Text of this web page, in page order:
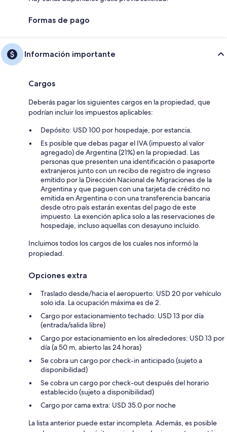
Formas de pago
Información importante
Cargos
Deberás pagar los siguientes cargos en la propiedad, que
podrían incluir los impuestos aplicables:
Depósito: USD 100 por hospedaje, por estancia.
Es posible que debas pagar el IVA (impuesto al valor
agregado) de Argentina (21%) en la propiedad. Las
personas que presenten una identificación o pasaporte
extranjeros junto con un recibo de registro de ingreso
emitido por la Dirección Nacional de Migraciones de la
Argentina y que paguen con una tarjeta de crédito no
emitida en Argentina o con una transferencia bancaria
desde otro país estarán exentas del pago de este
impuesto. La exención aplica solo a las reservaciones de
hospedaje, incluso aquellas con desayuno incluido.
Incluimos todos los cargos de los cuales nos informó la
propiedad.
Opciones extra
Traslado desde/hacia el aeropuerto: USD 20 por vehículo
solo ida. La ocupación máxima es de 2.
Cargo por estacionamiento techado: USD 13 por día
(entrada/salida libre)
Cargo por estacionamiento en los alrededores: USD 13 por
día (a 50 m, abierto las 24 horas)
Se cobra un cargo por check-in anticipado (sujeto a
disponibilidad)
Se cobra un cargo por check-out después del horario
establecido (sujeto a disponibilidad)
Cargo por cama extra: USD 35.0 por noche
La lista anterior puede estar incompleta. Además, es posible